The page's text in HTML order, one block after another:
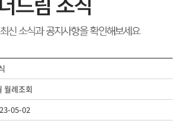
월례조회
05-02